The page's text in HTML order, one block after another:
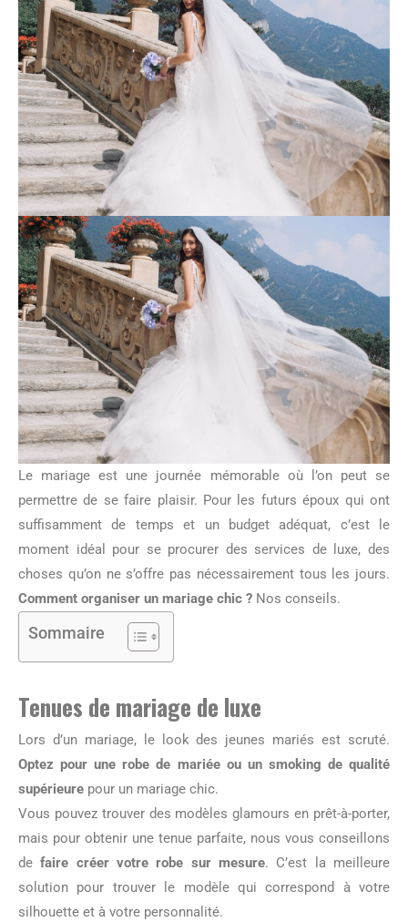
Le mariage est une journée mémorable où l’on peut se
permettre de se faire plaisir. Pour les futurs époux qui ont
suffisamment de temps et un budget adéquat, c’est le
moment idéal pour se procurer des services de luxe, des
choses qu’on ne s’offre pas nécessairement tous les jours.
Comment organiser un mariage chic ? Nos conseils.
Sommaire
Tenues de mariage de luxe
Lors d’un mariage, le look des jeunes mariés est scruté.
Optez pour une robe de mariée ou un smoking de qualité
supérieure pour un mariage chic.
Vous pouvez trouver des modèles glamours en prêt-à-porter,
mais pour obtenir une tenue parfaite, nous vous conseillons
defaire créer votre robe sur mesure. C’est la meilleure
solution pour trouver le modèle qui correspond à votre
silhouette et à votre personnalité.